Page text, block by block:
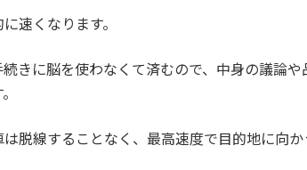
速くなります。
きに脳を使わなくて済むので、中身の議論
脱線することなく、最高速度で目的地に向か